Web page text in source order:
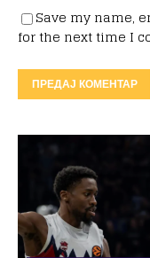
Save my name,
for the next time I